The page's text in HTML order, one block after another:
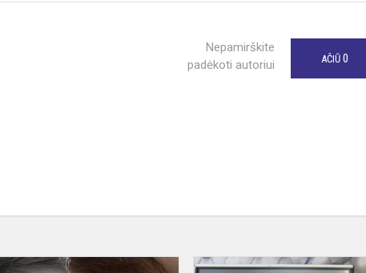
Nepamirškite
padėkoti autoriui
AČIŪ 0
Sausio